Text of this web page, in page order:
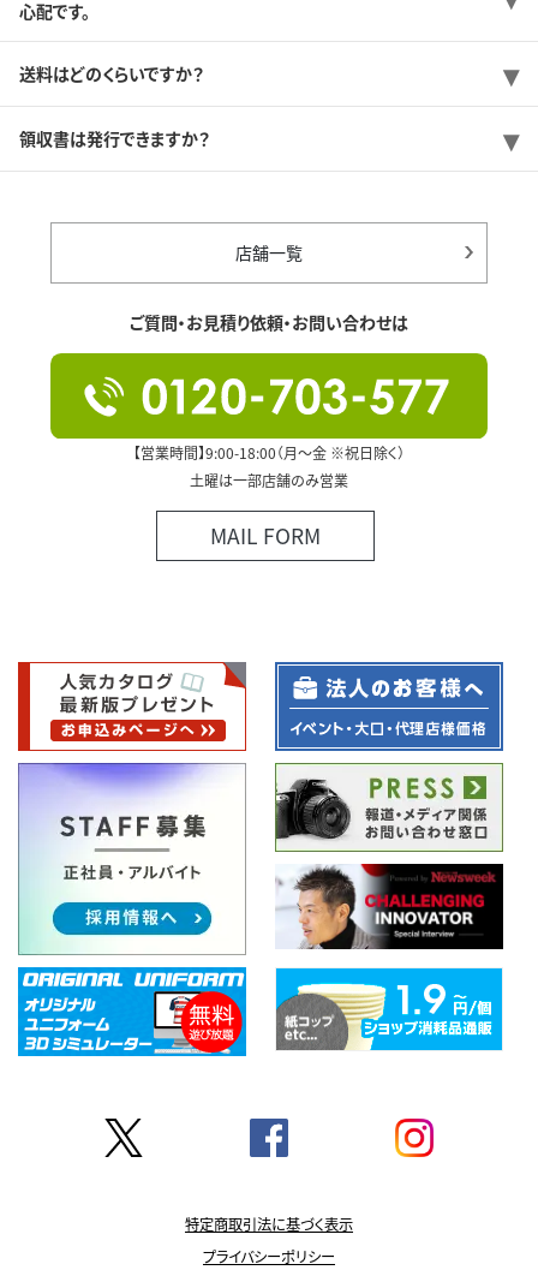
心配です。
送料はどのくらいですか？
領収書は発行できますか？
店舗一覧
ご質問・お見積り依頼・お問い合わせは
【営業時間】9:00-18:00（月～金 ※祝日除く）
土曜は一部店舗のみ営業
MAIL FORM
特定商取引法に基づく表示
プライバシーポリシー